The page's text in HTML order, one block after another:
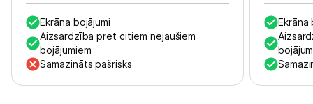
Tet pakalpojumi
Kontakti
Informācija
Ekrāna bojājumi
Aizsardzība pret citiem nejaušiem
bojājumiem
Samazināts pašrisks
Ekrāna